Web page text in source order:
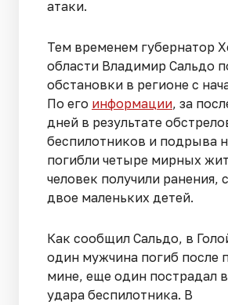
атаки.
Тем временем губернатор
области Владимир Сальдо
обстановки в регионе с
По его информации, за
дней в результате
беспилотников и подрыва
погибли четыре мирных
человек получили ранения,
двое маленьких детей.
Как сообщил Сальдо, в
один мужчина погиб после
мине, еще один пострадал в
удара беспилотника. В